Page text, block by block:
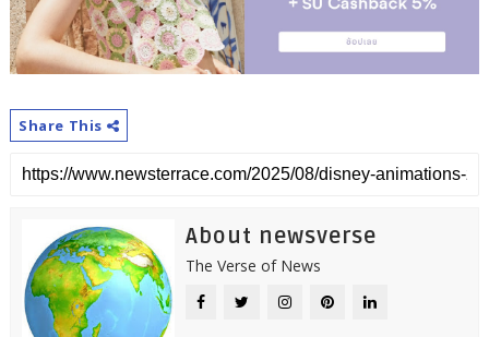
Share This
About newsverse
The Verse of News